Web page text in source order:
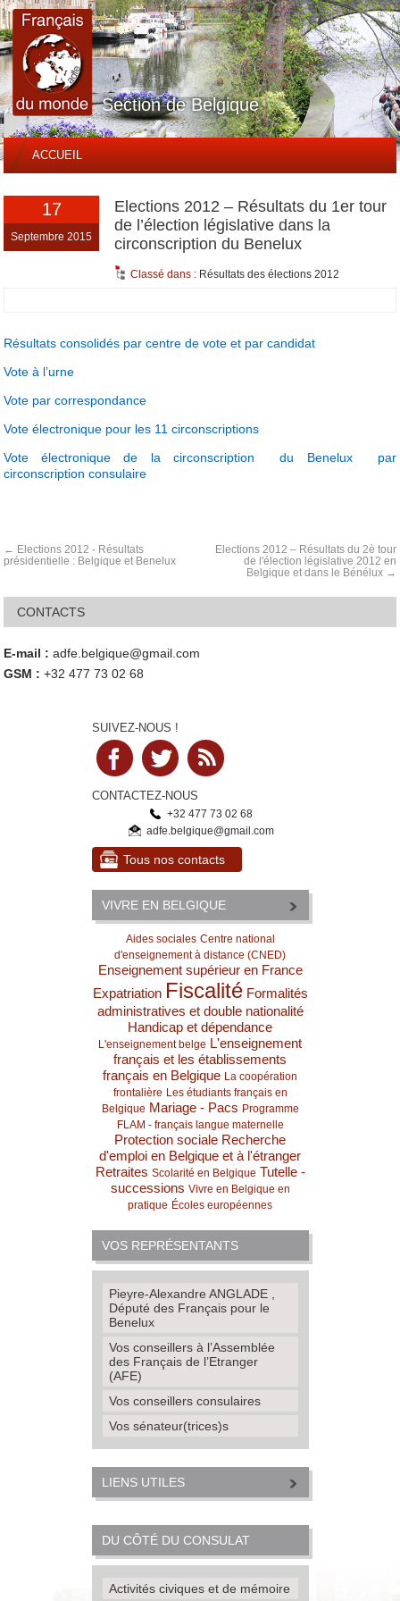
Section de Belgique
ACCUEIL
17
Septembre 2015
Elections 2012 – Résultats du 1er tour
de l’élection législative dans la
circonscription du Benelux
Classé dans : Résultats des élections 2012
Résultats consolidés par centre de vote et par candidat
Vote à l’urne
Vote par correspondance
Vote électronique pour les 11 circonscriptions
Vote électronique de la circonscription du Benelux par
circonscription consulaire
Élections 2012 - Résultats
présidentielle : Belgique et Benelux
Elections 2012 – Résultats du 2è tour
de l'élection législative 2012 en
Belgique et dans le Bénélux
CONTACTS
E-mail : adfe.belgique@gmail.com
GSM : +32 477 73 02 68
SUIVEZ-NOUS !
CONTACTEZ-NOUS
+32 477 73 02 68
adfe.belgique@gmail.com
Tous nos contacts
VIVRE EN BELGIQUE
Aides sociales Centre national
d'enseignement à distance (CNED)
Enseignement supérieur en France
Expatriation Fiscalité Formalités
administratives et double nationalité
Handicap et dépendance
L'enseignement belge L'enseignement
français et les établissements
français en Belgique La coopération
frontalière Les étudiants français en
Belgique Mariage - Pacs Programme
FLAM - français langue maternelle
Protection sociale Recherche
d'emploi en Belgique et à l'étranger
Retraites Scolarité en Belgique Tutelle -
successions Vivre en Belgique en
pratique Écoles européennes
VOS REPRÉSENTANTS
Pieyre-Alexandre ANGLADE ,
Député des Français pour le
Benelux
Vos conseillers à l’Assemblée
des Français de l’Etranger
(AFE)
Vos conseillers consulaires
Vos sénateur(trices)s
LIENS UTILES
DU CÔTÉ DU CONSULAT
Activités civiques et de mémoire